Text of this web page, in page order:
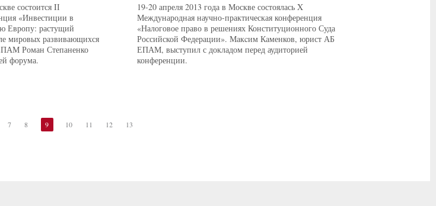
состоится IІ
«Инвестиции в
Европу: растущий
мировых развивающихся
Роман Степаненко
форума.
19-20 апреля 2013 года в Москве состоялась X
Международная научно-практическая конференция
«Налоговое право в решениях Конституционного Суда
Российской Федерации». Макcим Каменков, юрист АБ
ЕПАМ, выступил с докладом перед аудиторией
конференции.
7 8 9 10 11 12 13